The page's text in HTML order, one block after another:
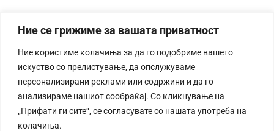
Ние се грижиме за вашата приватност
Ние користиме колачиња за да го подобриме вашето
искуство со прелистување, да опслужуваме
персонализирани реклами или содржини и да го
анализираме нашиот сообраќај. Со кликнување на
„Прифати ги сите“, се согласувате со нашата употреба на
колачиња.